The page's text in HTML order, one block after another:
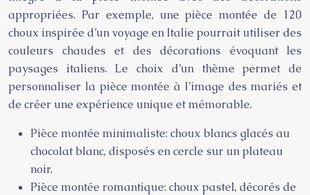
appropriées. Par exemple, une pièce montée de 120
choux inspirée d’un voyage en Italie pourrait utiliser des
couleurs chaudes et des décorations évoquant les
paysages italiens. Le choix d’un thème permet de
personnaliser la pièce montée à l’image des mariés et
de créer une expérience unique et mémorable.
Pièce montée minimaliste: choux blancs glacés au
chocolat blanc, disposés en cercle sur un plateau
noir.
Pièce montée romantique: choux pastel, décorés de